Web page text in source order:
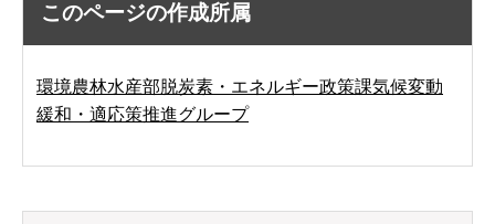
このページの作成所属
環境農林水産部脱炭素・エネルギー政策課気候変動
緩和・適応策推進グループ